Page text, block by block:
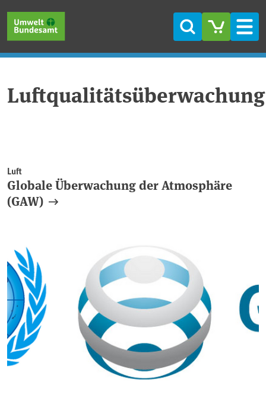
Suche
Luftqualitätsüberwachung
Luft
Globale Überwachung der Atmosphäre
(GAW)